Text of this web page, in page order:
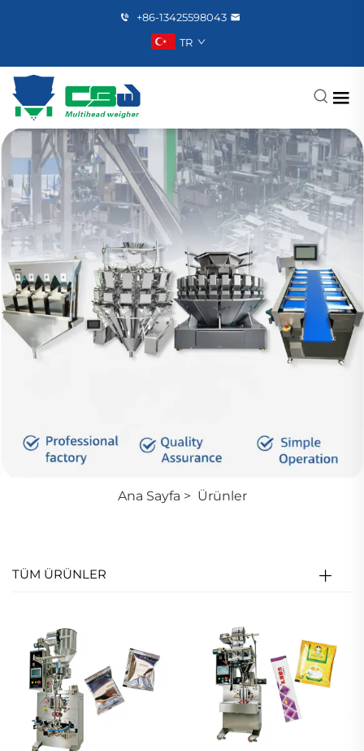
+86-13425598043
TR
Ana Sayfa > Ürünler
TÜM ÜRÜNLER